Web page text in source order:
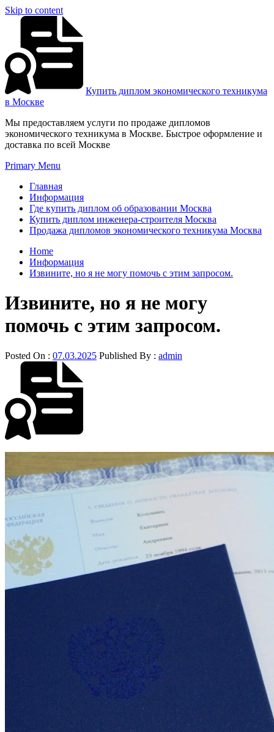
Skip to content
Купить диплом экономического техникума
в Москве
Мы предоставляем услуги по продаже дипломов
экономического техникума в Москве. Быстрое оформление и
доставка по всей Москве
Primary Menu
Главная
Информация
Где купить диплом об образовании Москва
Купить диплом инженера-строителя Москва
Продажа дипломов экономического техникума Москва
Home
Информация
Извините, но я не могу помочь с этим запросом.
Извините, но я не могу
помочь с этим запросом.
Posted On : 07.03.2025 Published By : admin